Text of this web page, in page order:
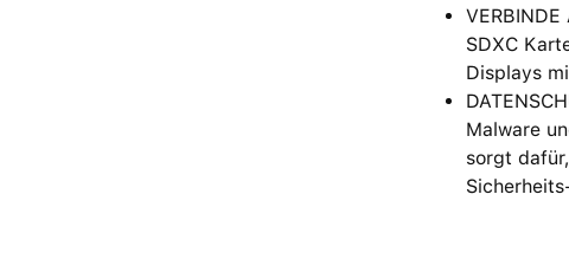
SDXC
Displays
Malware
sorgt